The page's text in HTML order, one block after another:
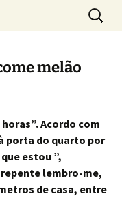
Machado
Search
for:
melão
Acordo com
porta do quarto por
estou ”,
lembro-me,
de casa, entre